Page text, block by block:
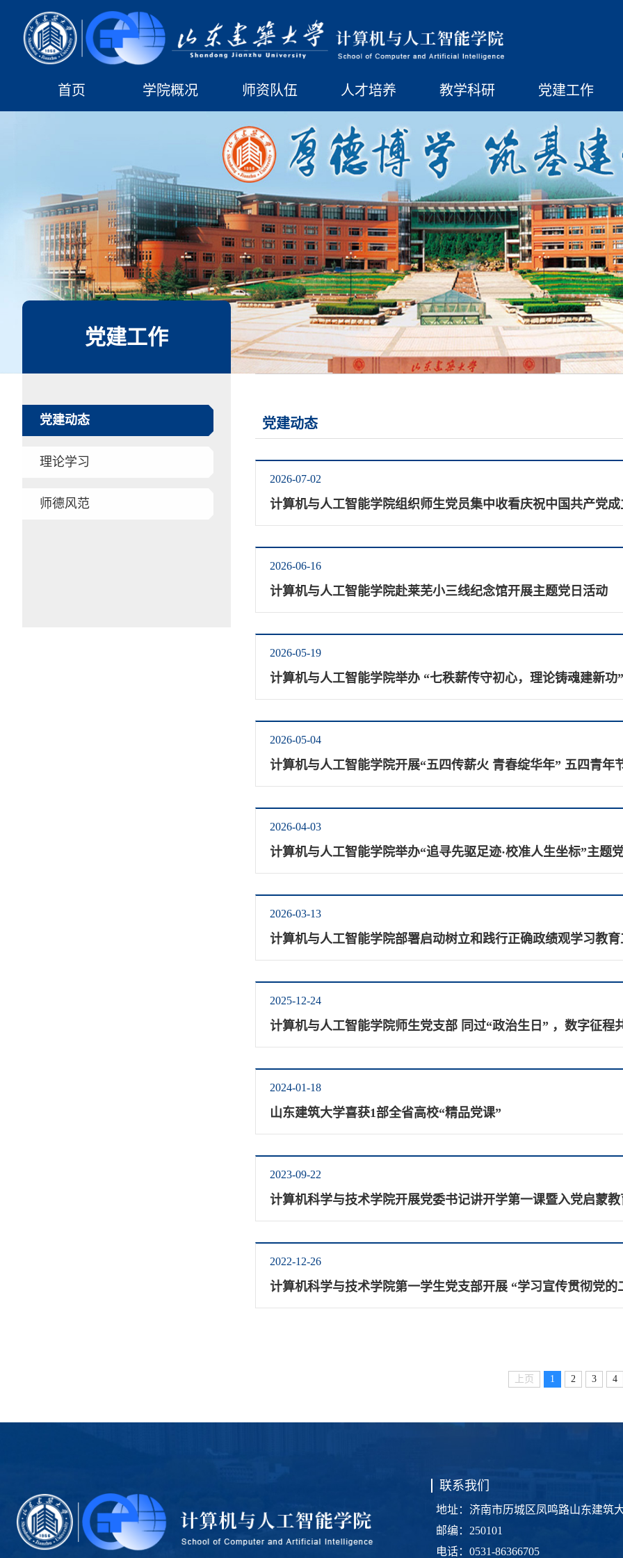
首页 学院概况 师资队伍 人才培养 教学科研 党建工作
党建工作
党建动态
理论学习
师德风范
党建动态
2026-07-02
计算机与人工智能学院组织师生党员集中收看庆祝中国共产党成
2026-06-16
计算机与人工智能学院赴莱芜小三线纪念馆开展主题党日活动
2026-05-19
计算机与人工智能学院举办 “七秩薪传守初心，理论铸魂建新功
2026-05-04
计算机与人工智能学院开展“五四传薪火 青春绽华年” 五四青年
2026-04-03
计算机与人工智能学院举办“追寻先驱足迹·校准人生坐标”主题
2026-03-13
计算机与人工智能学院部署启动树立和践行正确政绩观学习教育
2025-12-24
计算机与人工智能学院师生党支部 同过“政治生日” ，数字征程
2024-01-18
山东建筑大学喜获1部全省高校“精品党课”
2023-09-22
计算机科学与技术学院开展党委书记讲开学第一课暨入党启蒙教
2022-12-26
计算机科学与技术学院第一学生党支部开展 “学习宣传贯彻党
上页 1 2 3 4
联系我们
地址：济南市历城区凤鸣路山东建筑
邮编：250101
电话：0531-86366705